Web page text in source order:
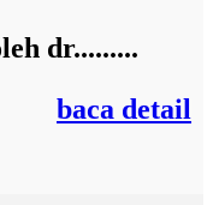
dr.........
baca detail